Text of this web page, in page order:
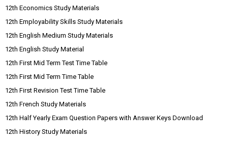
12th Economics Study Materials
12th Employability Skills Study Materials
12th English Medium Study Materials
12th English Study Material
12th First Mid Term Test Time Table
12th First Mid Term Time Table
12th First Revision Test Time Table
12th French Study Materials
12th Half Yearly Exam Question Papers with Answer Keys Download
12th History Study Materials